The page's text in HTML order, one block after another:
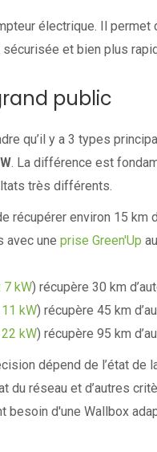
électrique. Il permet
et bien plus
public
qu’il y a 3 types
. La différence est
très différents.
récupérer environ 15 km
avec une prise Green'Up
7 kW) récupère 30 km
kW) récupère 45 km
kW) récupère 95 km
dépend de l’état de
du réseau et d’autres
besoin d'une Wallbox